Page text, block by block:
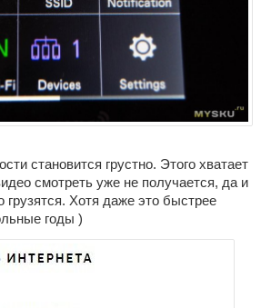
становится грустно. Этого хватает
смотреть уже не получается, да и
грузятся. Хотя даже это быстрее
годы )